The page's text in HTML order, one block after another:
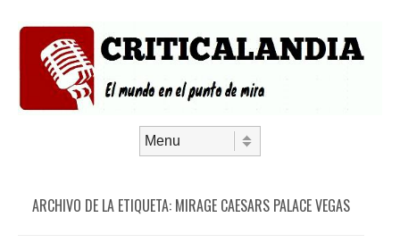
ARCHIVO DE LA ETIQUETA: MIRAGE CAESARS PALACE VEGAS